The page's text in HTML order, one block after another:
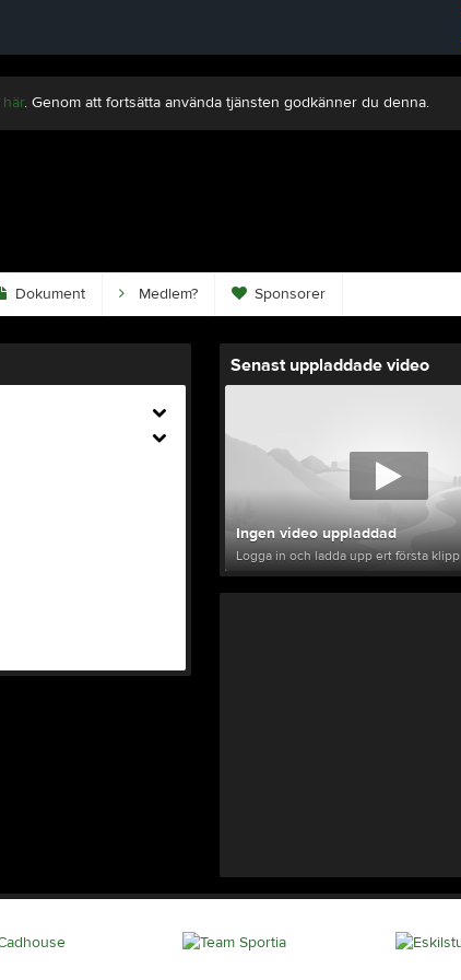
här. Genom att fortsätta använda tjänsten godkänner du denna.
Dokument Medlem? Sponsorer
Senast uppladdade video
Ingen video uppladdad
Logga in och ladda upp ert första klipp